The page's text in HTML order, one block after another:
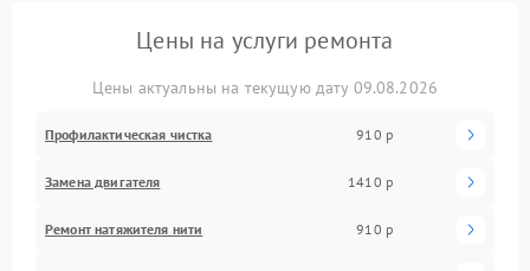
Цены на услуги ремонта
Цены актуальны на текущую дату 09.08.2026
Профилактическая чистка 910 р
Замена двигателя 1410 р
Ремонт натяжителя нити 910 р